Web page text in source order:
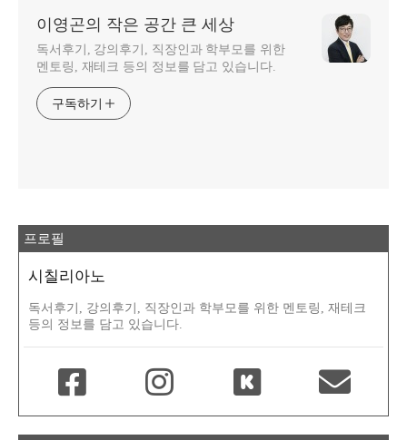
이영곤의 작은 공간 큰 세상
독서후기, 강의후기, 직장인과 학부모를 위한
멘토링, 재테크 등의 정보를 담고 있습니다.
구독하기
프로필
시칠리아노
독서후기, 강의후기, 직장인과 학부모를 위한 멘토링, 재테크
등의 정보를 담고 있습니다.